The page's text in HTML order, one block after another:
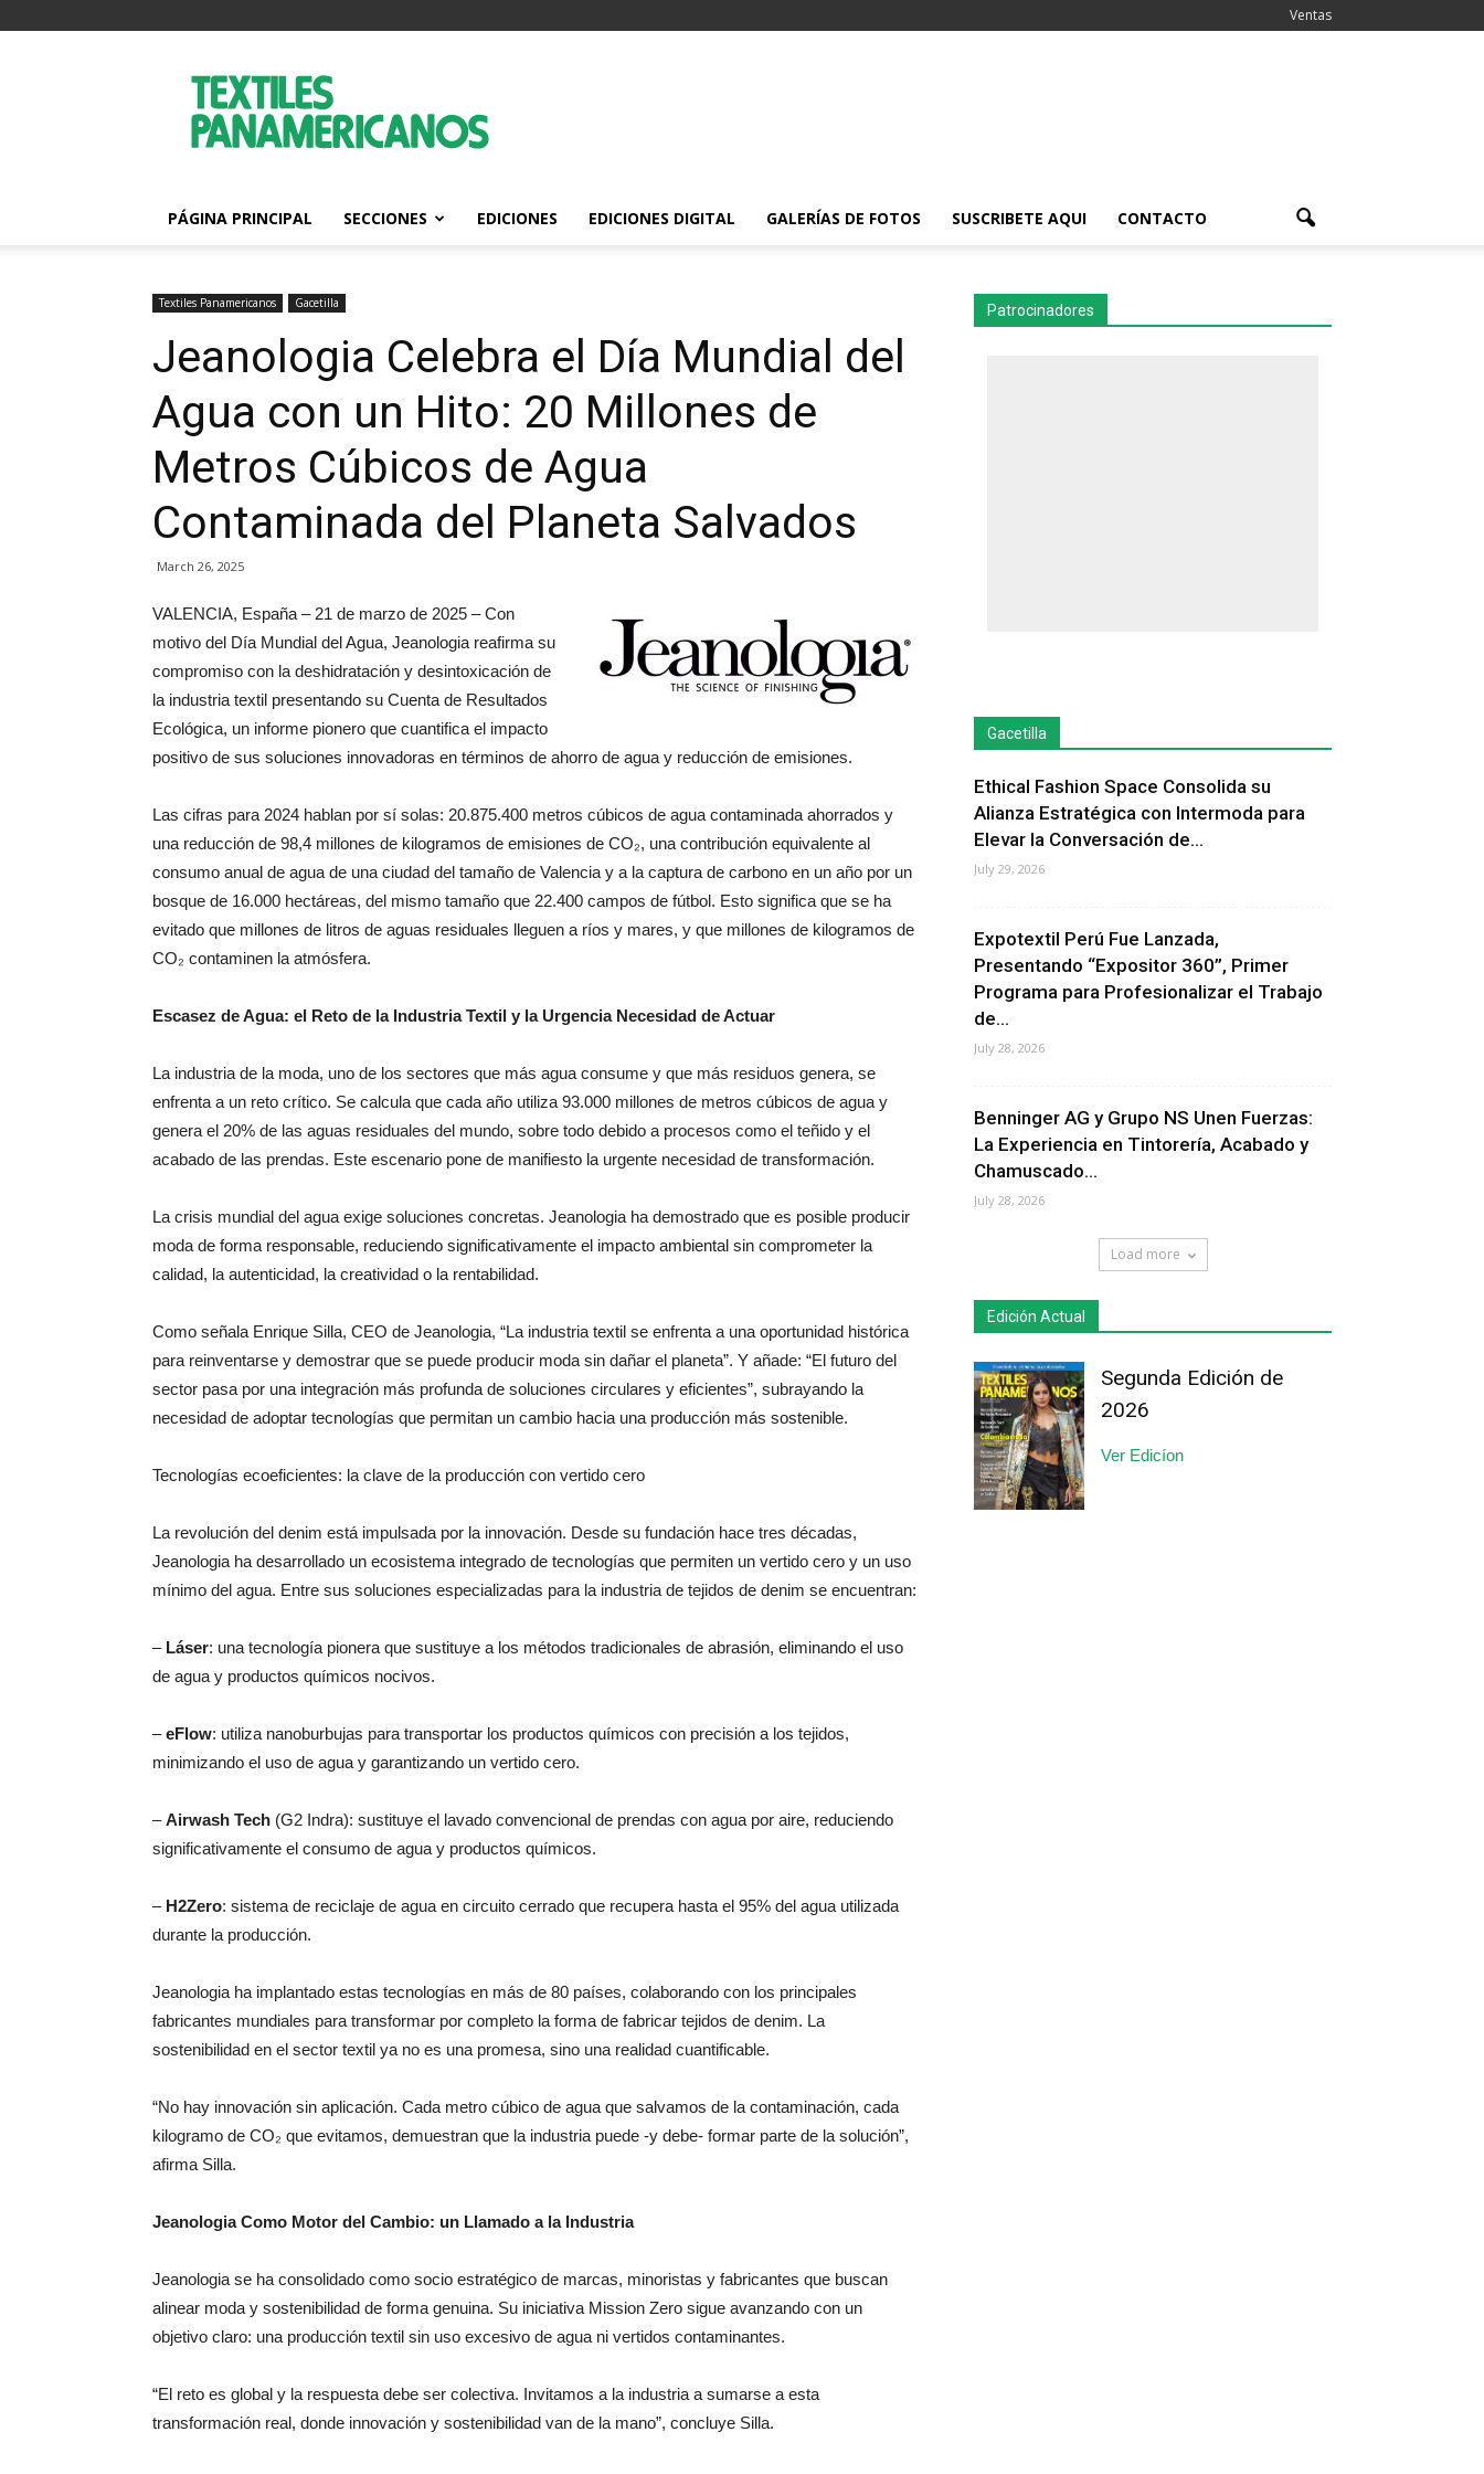
Ventas
Textiles
Panamericanos
PÁGINA PRINCIPAL SECCIONES EDICIONES EDICIONES DIGITAL GALERÍAS DE FOTOS SUSCRIBETE AQUI CONTACTO
Textiles Panamericanos Gacetilla
Jeanologia Celebra el Día Mundial del
Agua con un Hito: 20 Millones de
Metros Cúbicos de Agua
Contaminada del Planeta Salvados
March 26, 2025
VALENCIA, España – 21 de marzo de 2025 – Con
motivo del Día Mundial del Agua, Jeanologia reafirma su
compromiso con la deshidratación y desintoxicación de
la industria textil presentando su Cuenta de Resultados
Ecológica, un informe pionero que cuantifica el impacto
positivo de sus soluciones innovadoras en términos de ahorro de agua y reducción de emisiones.
Las cifras para 2024 hablan por sí solas: 20.875.400 metros cúbicos de agua contaminada ahorrados y
una reducción de 98,4 millones de kilogramos de emisiones de CO₂, una contribución equivalente al
consumo anual de agua de una ciudad del tamaño de Valencia y a la captura de carbono en un año por un
bosque de 16.000 hectáreas, del mismo tamaño que 22.400 campos de fútbol. Esto significa que se ha
evitado que millones de litros de aguas residuales lleguen a ríos y mares, y que millones de kilogramos de
CO₂ contaminen la atmósfera.
Escasez de Agua: el Reto de la Industria Textil y la Urgencia Necesidad de Actuar
La industria de la moda, uno de los sectores que más agua consume y que más residuos genera, se
enfrenta a un reto crítico. Se calcula que cada año utiliza 93.000 millones de metros cúbicos de agua y
genera el 20% de las aguas residuales del mundo, sobre todo debido a procesos como el teñido y el
acabado de las prendas. Este escenario pone de manifiesto la urgente necesidad de transformación.
La crisis mundial del agua exige soluciones concretas. Jeanologia ha demostrado que es posible producir
moda de forma responsable, reduciendo significativamente el impacto ambiental sin comprometer la
calidad, la autenticidad, la creatividad o la rentabilidad.
Como señala Enrique Silla, CEO de Jeanologia, “La industria textil se enfrenta a una oportunidad histórica
para reinventarse y demostrar que se puede producir moda sin dañar el planeta”. Y añade: “El futuro del
sector pasa por una integración más profunda de soluciones circulares y eficientes”, subrayando la
necesidad de adoptar tecnologías que permitan un cambio hacia una producción más sostenible.
Tecnologías ecoeficientes: la clave de la producción con vertido cero
La revolución del denim está impulsada por la innovación. Desde su fundación hace tres décadas,
Jeanologia ha desarrollado un ecosistema integrado de tecnologías que permiten un vertido cero y un uso
mínimo del agua. Entre sus soluciones especializadas para la industria de tejidos de denim se encuentran:
– Láser: una tecnología pionera que sustituye a los métodos tradicionales de abrasión, eliminando el uso
de agua y productos químicos nocivos.
–eFlow: utiliza nanoburbujas para transportar los productos químicos con precisión a los tejidos,
minimizando el uso de agua y garantizando un vertido cero.
–Airwash Tech (G2 Indra): sustituye el lavado convencional de prendas con agua por aire, reduciendo
significativamente el consumo de agua y productos químicos.
– H2Zero: sistema de reciclaje de agua en circuito cerrado que recupera hasta el 95% del agua utilizada
durante la producción.
Jeanologia ha implantado estas tecnologías en más de 80 países, colaborando con los principales
fabricantes mundiales para transformar por completo la forma de fabricar tejidos de denim. La
sostenibilidad en el sector textil ya no es una promesa, sino una realidad cuantificable.
“No hay innovación sin aplicación. Cada metro cúbico de agua que salvamos de la contaminación, cada
kilogramo de CO₂ que evitamos, demuestran que la industria puede -y debe- formar parte de la solución”,
afirma Silla.
Jeanologia Como Motor del Cambio: un Llamado a la Industria
Jeanologia se ha consolidado como socio estratégico de marcas, minoristas y fabricantes que buscan
alinear moda y sostenibilidad de forma genuina. Su iniciativa Mission Zero sigue avanzando con un
objetivo claro: una producción textil sin uso excesivo de agua ni vertidos contaminantes.
“El reto es global y la respuesta debe ser colectiva. Invitamos a la industria a sumarse a esta
transformación real, donde innovación y sostenibilidad van de la mano”, concluye Silla.
Patrocinadores
Gacetilla
Ethical Fashion Space Consolida su
Alianza Estratégica con Intermoda para
Elevar la Conversación de...
July 29, 2026
Expotextil Perú Fue Lanzada,
Presentando “Expositor 360”, Primer
Programa para Profesionalizar el Trabajo
de...
July 28, 2026
Benninger AG y Grupo NS Unen Fuerzas:
La Experiencia en Tintorería, Acabado y
Chamuscado...
July 28, 2026
Load more
Edición Actual
Segunda Edición de
2026
Ver Edicíon